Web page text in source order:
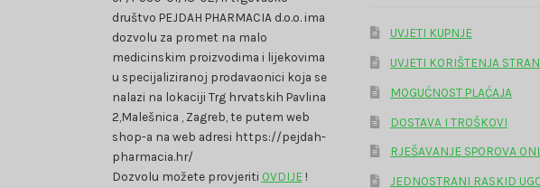
društvo PEJDAH PHARMACIA d.o.o. ima
dozvolu za promet na malo
medicinskim proizvodima i lijekovima
u specijaliziranoj prodavaonici koja se
nalazi na lokaciji Trg hrvatskih Pavlina
2,Malešnica , Zagreb, te putem web
shop-a na web adresi https://pejdah-
pharmacia.hr/
Dozvolu možete provjeriti OVDIJE!
UVJETI KUPNJE
UVJETI KORIŠTENJA
MOGUĆNOST PLAĆAJA
DOSTAVA I TROŠKOVI
RJEŠAVANJE SPOROVA
JEDNOSTRANI RASKID